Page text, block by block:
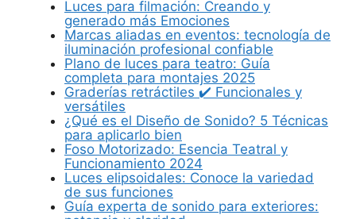
Luces para filmación: Creando y
generado más Emociones
Marcas aliadas en eventos: tecnología de
iluminación profesional confiable
Plano de luces para teatro: Guía
completa para montajes 2025
Graderías retráctiles ✔️ Funcionales y
versátiles
¿Qué es el Diseño de Sonido? 5 Técnicas
para aplicarlo bien
Foso Motorizado: Esencia Teatral y
Funcionamiento 2024
Luces elipsoidales: Conoce la variedad
de sus funciones
Guía experta de sonido para exteriores: